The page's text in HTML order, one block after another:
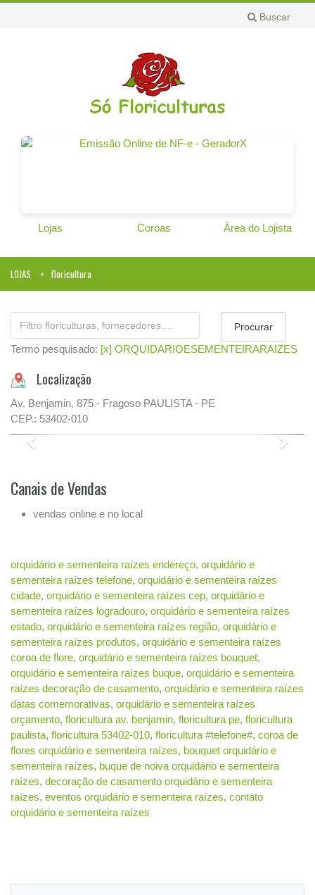
Buscar
Lojas Coroas Área do Lojista
LOJAS floricultura
Termo pesquisado: [x] ORQUIDARIOESEMENTEIRARAIZES
Localização
Av. Benjamin, 875 - Fragoso PAULISTA - PE
CEP.: 53402-010
Previous Next
Canais de Vendas
vendas online e no local
orquidário e sementeira raízes endereço, orquidário e
sementeira raízes telefone, orquidário e sementeira raízes
cidade, orquidário e sementeira raízes cep, orquidário e
sementeira raízes logradouro, orquidário e sementeira raízes
estado, orquidário e sementeira raízes região, orquidário e
sementeira raízes produtos, orquidário e sementeira raízes
coroa de flore, orquidário e sementeira raízes bouquet,
orquidário e sementeira raízes buque, orquidário e sementeira
raízes decoração de casamento, orquidário e sementeira raízes
datas comemorativas, orquidário e sementeira raízes
orçamento, floricultura av. benjamin, floricultura pe, floricultura
paulista, floricultura 53402-010, floricultura #telefone#, coroa de
flores orquidário e sementeira raízes, bouquet orquidário e
sementeira raízes, buque de noiva orquidário e sementeira
raízes, decoração de casamento orquidário e sementeira
raízes, eventos orquidário e sementeira raízes, contato
orquidário e sementeira raízes